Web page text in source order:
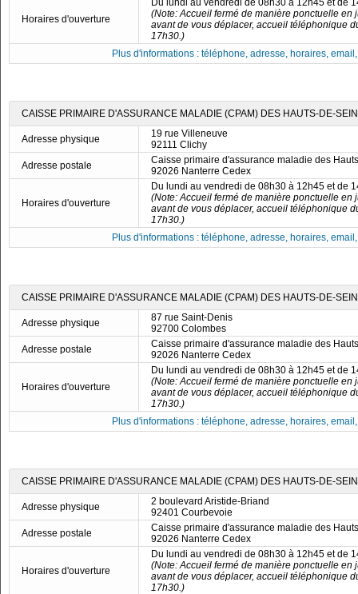
Horaires d'ouverture
Du lundi au vendredi de 08h30 à 12h45 et de
(Note: Accueil fermé de manière ponctuelle
avant de vous déplacer, accueil téléphonique
17h30.)
Plus d'informations : téléphone, adresse, horaires,
CAISSE PRIMAIRE D'ASSURANCE MALADIE (CPAM) DES HAUTS-DE-
Adresse physique
19 rue Villeneuve
92111 Clichy
Adresse postale
Caisse primaire d'assurance maladie des
92026 Nanterre Cedex
Horaires d'ouverture
Du lundi au vendredi de 08h30 à 12h45 et de
(Note: Accueil fermé de manière ponctuelle
avant de vous déplacer, accueil téléphonique
17h30.)
Plus d'informations : téléphone, adresse, horaires,
CAISSE PRIMAIRE D'ASSURANCE MALADIE (CPAM) DES HAUTS-DE-
Adresse physique
87 rue Saint-Denis
92700 Colombes
Adresse postale
Caisse primaire d'assurance maladie des
92026 Nanterre Cedex
Horaires d'ouverture
Du lundi au vendredi de 08h30 à 12h45 et de
(Note: Accueil fermé de manière ponctuelle
avant de vous déplacer, accueil téléphonique
17h30.)
Plus d'informations : téléphone, adresse, horaires,
CAISSE PRIMAIRE D'ASSURANCE MALADIE (CPAM) DES HAUTS-DE-
Adresse physique
2 boulevard Aristide-Briand
92401 Courbevoie
Adresse postale
Caisse primaire d'assurance maladie des
92026 Nanterre Cedex
Horaires d'ouverture
Du lundi au vendredi de 08h30 à 12h45 et de
(Note: Accueil fermé de manière ponctuelle
avant de vous déplacer, accueil téléphonique
17h30.)